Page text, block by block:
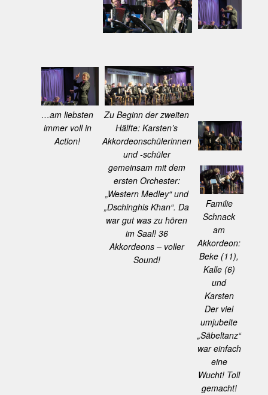
…am liebsten
immer voll in
Action!
Zu Beginn der zweiten
Hälfte: Karsten’s
Akkordeonschülerinnen
und -schüler
gemeinsam mit dem
ersten Orchester:
„Western Medley“ und
„Dschinghis Khan“. Da
war gut was zu hören
im Saal! 36
Akkordeons – voller
Sound!
Familie
Schnack
am
Akkordeon:
Beke (11),
Kalle (6)
und
Karsten
Der viel
umjubelte
„Säbeltanz“
war einfach
eine
Wucht! Toll
gemacht!